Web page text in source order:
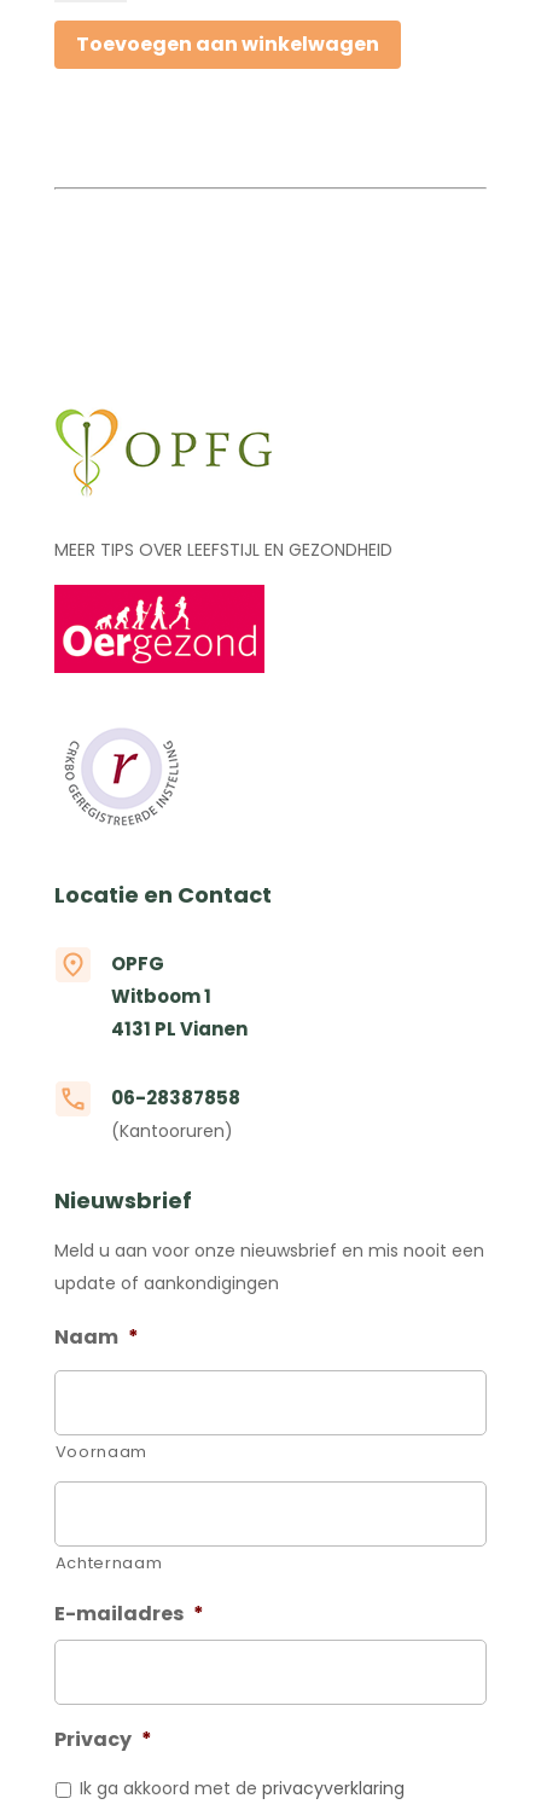
25
maart
Toevoegen aan winkelwagen
MEER TIPS OVER LEEFSTIJL EN GEZONDHEID
Locatie en Contact
OPFG
Witboom 1
4131 PL Vianen
06-28387858
(Kantooruren)
Nieuwsbrief
Meld u aan voor onze nieuwsbrief en mis nooit een
update of aankondigingen
Naam *
Voornaam
Achternaam
E-mailadres *
Privacy *
Ik ga akkoord met de privacyverklaring